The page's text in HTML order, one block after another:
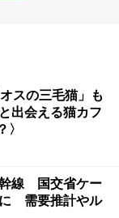
スの三毛猫」も
出会える猫カフ
〉
幹線 国交省ケー
に 需要推計やル